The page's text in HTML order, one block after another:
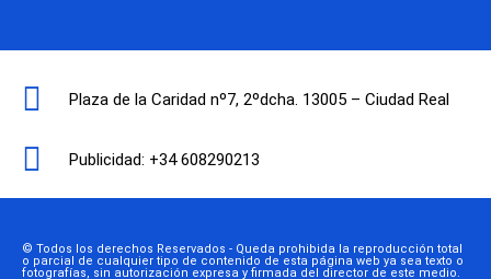
Plaza de la Caridad nº7, 2ºdcha. 13005 – Ciudad Real
Publicidad: +34 608290213
© Todos los derechos Reservados - Queda prohibida la reproducción total
o parcial de cualquier tipo de contenido de esta página web ya sea texto o
fotografías, sin autorización expresa y firmada del director de este medio.